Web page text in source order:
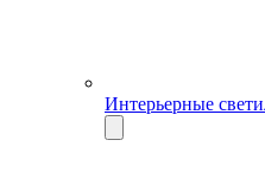
Интерьерные